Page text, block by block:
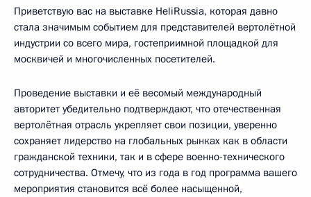
Приветствую вас на выставке HeliRussia, которая давно
стала значимым событием для представителей вертолётной
индустрии со всего мира, гостеприимной площадкой для
москвичей и многочисленных посетителей.
Проведение выставки и её весомый международный
авторитет убедительно подтверждают, что отечественная
вертолётная отрасль укрепляет свои позиции, уверенно
сохраняет лидерство на глобальных рынках как в области
гражданской техники, так и в сфере военно-технического
сотрудничества. Отмечу, что из года в год программа вашего
мероприятия становится всё более насыщенной,